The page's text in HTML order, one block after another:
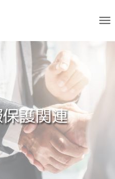
護関連